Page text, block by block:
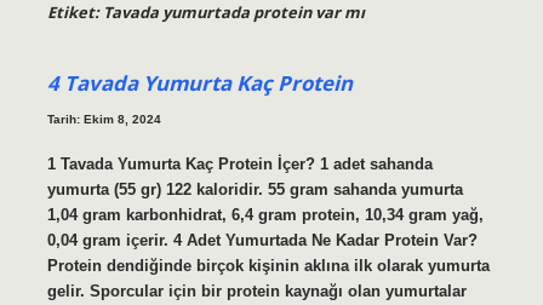
Etiket: Tavada yumurtada protein var mı
4 Tavada Yumurta Kaç Protein
Tarih: Ekim 8, 2024
1 Tavada Yumurta Kaç Protein İçer? 1 adet sahanda
yumurta (55 gr) 122 kaloridir. 55 gram sahanda yumurta
1,04 gram karbonhidrat, 6,4 gram protein, 10,34 gram yağ,
0,04 gram içerir. 4 Adet Yumurtada Ne Kadar Protein Var?
Protein dendiğinde birçok kişinin aklına ilk olarak yumurta
gelir. Sporcular için bir protein kaynağı olan yumurtalar